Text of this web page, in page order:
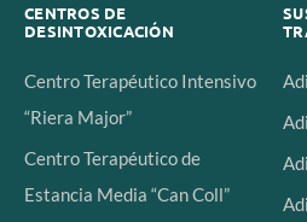
CENTROS DE
DESINTOXICACIÓN
Centro Terapéutico Intensivo
“Riera Major”
Centro Terapéutico de
Estancia Media “Can Coll”